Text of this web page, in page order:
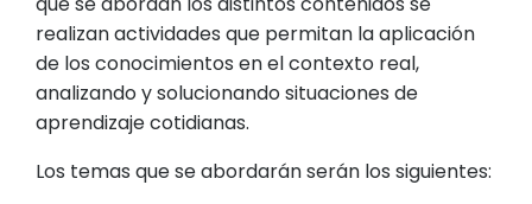
realizan actividades que permitan la aplicación
de los conocimientos en el contexto real,
analizando y solucionando situaciones de
aprendizaje cotidianas.
Los temas que se abordarán serán los siguientes: